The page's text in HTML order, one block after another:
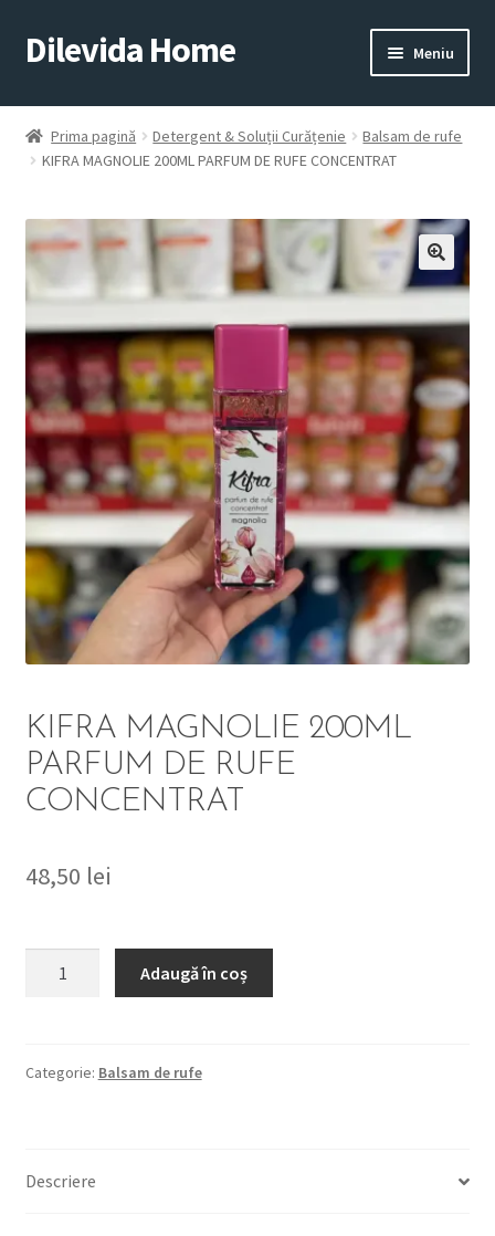
Sari
la
Sari
la
Dilevida Home Meniu
COPII
JUCARII
ROYALTY
DETERGENT
SOLUȚII CURĂȚENIE
ÎNGRIJIRE
PERSONALĂ
Prima pagină Detergent & Soluții Curățenie
Balsam de rufe
KIFRA MAGNOLIE 200ML PARFUM DE RUFE CONCENTRAT
KIFRA MAGNOLIE 200ML
PARFUM DE RUFE
CONCENTRAT
48,50 lei
PARFUM
Adaugă în coș
Categorie: Balsam de rufe
Descriere